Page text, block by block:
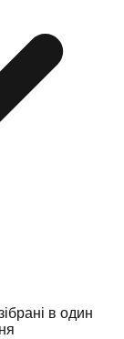
в один